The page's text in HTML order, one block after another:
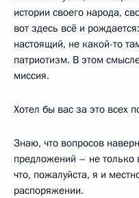
истории своего народа,
вот здесь всё и
настоящий, не какой-то
патриотизм. В этом
миссия.
Хотел бы вас за это всех
Знаю, что вопросов
предложений – не только
что, пожалуйста, я и
распоряжении.